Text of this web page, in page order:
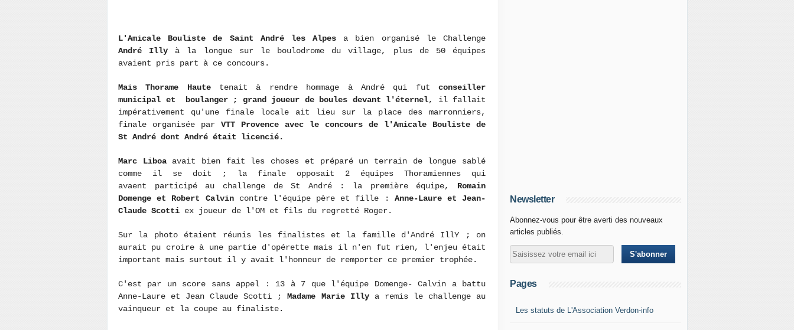
L'Amicale Bouliste de Saint André les Alpes a bien organisé le Challenge
André Illy à la longue sur le boulodrome du village, plus de 50 équipes
avaient pris part à ce concours.
Mais Thorame Hautetenait à rendre hommage à André qui futconseiller
municipal et boulanger ; grand joueur de boules devant l'éternel, il fallait
impérativement qu'une finale locale ait lieu sur la place des marronniers,
finale organisée par VTT Provence avec le concours de l'Amicale Bouliste de
St André dont André était licencié.
Marc Liboaavait bien fait les choses et préparé un terrain de longue sablé
comme il se doit ; la finale opposait 2 équipes Thoramiennes qui
avaent participé au challenge de St André : la première équipe, Romain
Domenge et Robert Calvincontre l'équipe père et fille : Anne-Laure et Jean-
Claude Scotti ex joueur de l'OM et fils du regretté Roger.
Sur la photo étaient réunis les finalistes et la famille d'André IllY ; on
aurait pu croire à une partie d'opérette mais il n'en fut rien, l'enjeu était
important mais surtout il y avait l'honneur de remporter ce premier trophée.
C'est par un score sans appel : 13 à 7 que l'équipe Domenge- Calvin a battu
Anne-Laure et Jean Claude Scotti ;Madame Marie Illya remis le challenge au
vainqueur et la coupe au finaliste.
Newsletter
Abonnez-vous pour être averti des nouveaux
articles publiés.
Pages
Les statuts de L'Association Verdon-info